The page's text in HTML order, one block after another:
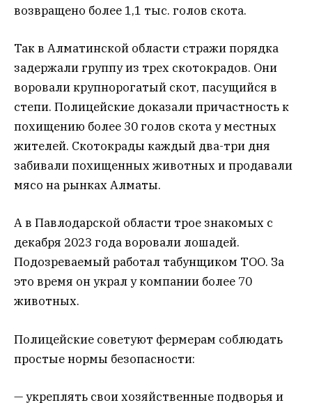
возвращено более 1,1 тыс. голов скота.
Так в Алматинской области стражи порядка
задержали группу из трех скотокрадов. Они
воровали крупнорогатый скот, пасущийся в
степи. Полицейские доказали причастность к
похищению более 30 голов скота у местных
жителей. Скотокрады каждый два-три дня
забивали похищенных животных и продавали
мясо на рынках Алматы.
А в Павлодарской области трое знакомых с
декабря 2023 года воровали лошадей.
Подозреваемый работал табунщиком ТОО. За
это время он украл у компании более 70
животных.
Полицейские советуют фермерам соблюдать
простые нормы безопасности:
— укреплять свои хозяйственные подворья и